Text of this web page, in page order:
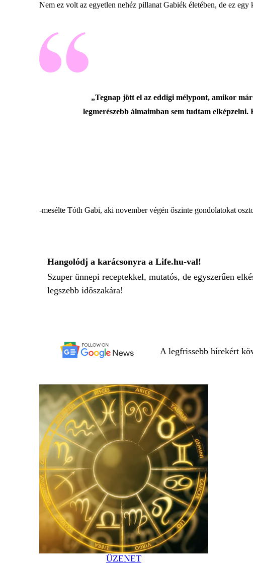
Nem ez volt az egyetlen nehéz pillanat Gabiék életében, de ez
„Tegnap jött el az eddigi mélypont, amikor
legmerészebb álmaimban sem tudtam
-mesélte Tóth Gabi, aki november végén őszinte gondolatokat
Hangolódj a karácsonyra a Life.hu-val!
Szuper ünnepi receptekkel, mutatós, de egyszerűen
legszebb időszakára!
A legfrissebb hírekért
ÜZENET